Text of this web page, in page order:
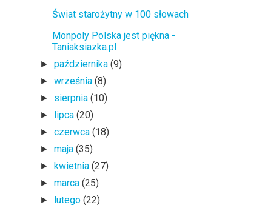
Świat starożytny w 100 słowach
Monpoly Polska jest piękna -
Taniaksiazka.pl
►października(9)
►września(8)
► sierpnia(10)
► lipca(20)
►czerwca(18)
►maja(35)
► kwietnia(27)
►marca(25)
► lutego(22)